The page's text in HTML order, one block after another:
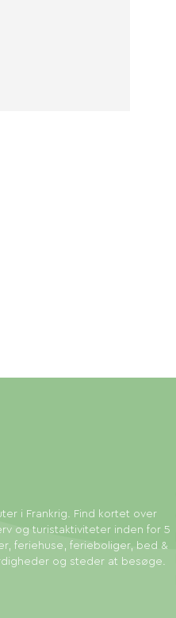
i Frankrig. Find kortet over
og turistaktiviteter inden for 5
feriehuse, ferieboliger, bed &
og steder at besøge.